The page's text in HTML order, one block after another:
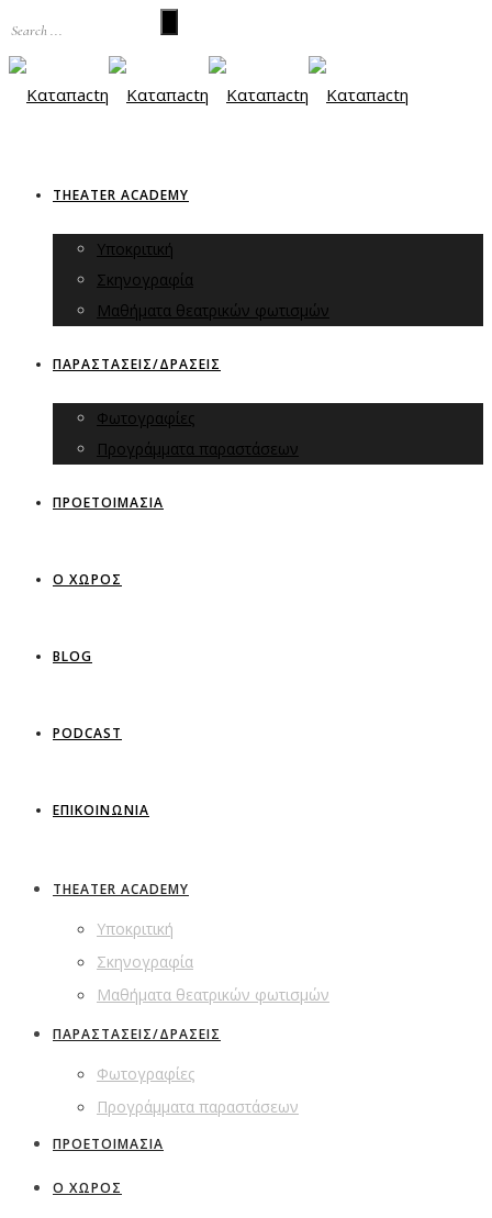
THEATER ACADEMY
Υποκριτική
Σκηνογραφία
Μαθήματα θεατρικών φωτισμών
ΠΑΡΑΣΤΑΣΕΙΣ/ΔΡΑΣΕΙΣ
Φωτογραφίες
Προγράμματα παραστάσεων
ΠΡΟΕΤΟΙΜΑΣΙΑ
Ο ΧΩΡΟΣ
BLOG
PODCAST
ΕΠΙΚΟΙΝΩΝΙΑ
THEATER ACADEMY
Υποκριτική
Σκηνογραφία
Μαθήματα θεατρικών φωτισμών
ΠΑΡΑΣΤΑΣΕΙΣ/ΔΡΑΣΕΙΣ
Φωτογραφίες
Προγράμματα παραστάσεων
ΠΡΟΕΤΟΙΜΑΣΙΑ
Ο ΧΩΡΟΣ